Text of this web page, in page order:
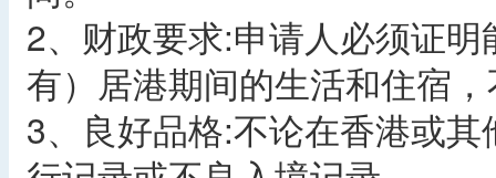
2、财政要求:申请人必须证
有）居港期间的生活和住宿
3、良好品格:不论在香港或